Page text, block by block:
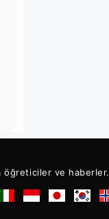
öğreticiler ve haberler.